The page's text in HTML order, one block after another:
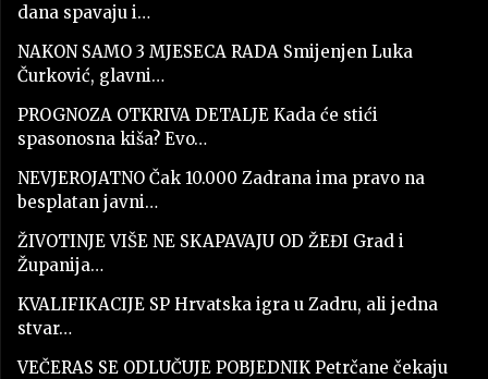
dana spavaju i…
NAKON SAMO 3 MJESECA RADA Smijenjen Luka
Čurković, glavni…
PROGNOZA OTKRIVA DETALJE Kada će stići
spasonosna kiša? Evo…
NEVJEROJATNO Čak 10.000 Zadrana ima pravo na
besplatan javni…
ŽIVOTINJE VIŠE NE SKAPAVAJU OD ŽEĐI Grad i
Županija…
KVALIFIKACIJE SP Hrvatska igra u Zadru, ali jedna
stvar…
VEČERAS SE ODLUČUJE POBJEDNIK Petrčane čekaju